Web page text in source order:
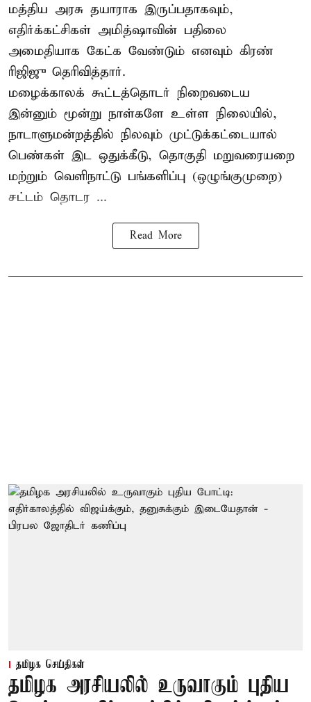
மத்திய அரசு தயாராக இருப்பதாகவும்,
எதிர்க்கட்சிகள் அமித்ஷாவின் பதிலை
அமைதியாக கேட்க வேண்டும் எனவும் கிரண்
ரிஜிஜு தெரிவித்தார்.
மழைக்காலக் கூட்டத்தொடர் நிறைவடைய
இன்னும் மூன்று நாள்களே உள்ள நிலையில்,
நாடாளுமன்றத்தில் நிலவும் முட்டுக்கட்டையால்
பெண்கள் இட ஒதுக்கீடு, தொகுதி மறுவரையறை
மற்றும் வெளிநாட்டு பங்களிப்பு (ஒழுங்குமுறை)
சட்டம் தொடர ...
Read More
தமிழக செய்திகள்
தமிழக அரசியலில் உருவாகும் புதிய